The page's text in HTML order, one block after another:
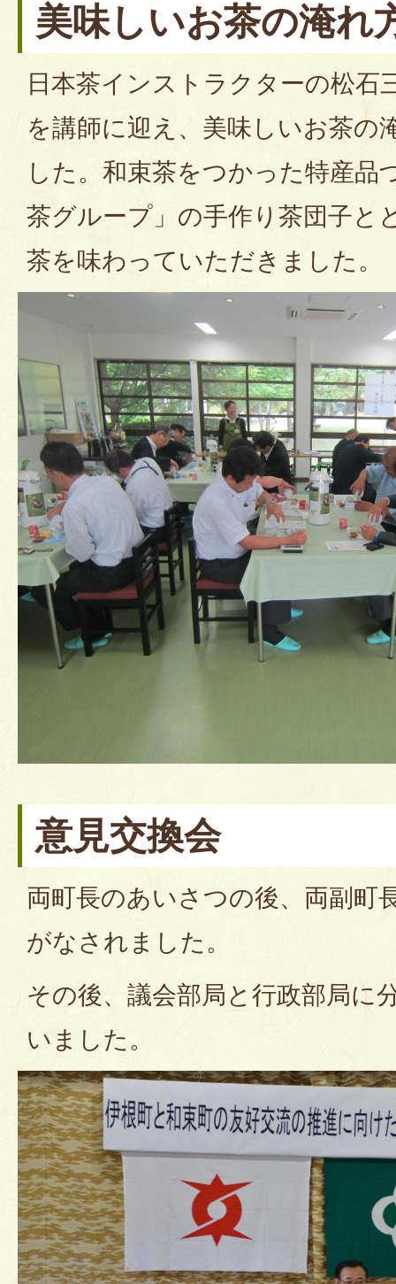
美味しいお茶の淹れ
日本茶インストラクターの松石
を講師に迎え、美味しいお茶の
した。和束茶をつかった特産品
茶グループ」の手作り茶団子と
茶を味わっていただきました。
意見交換会
両町長のあいさつの後、両副町
がなされました。
その後、議会部局と行政部局に
いました。